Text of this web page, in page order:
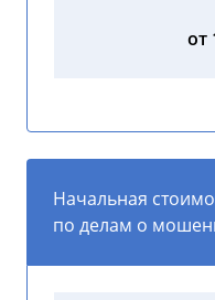
от
Начальная
по делам о